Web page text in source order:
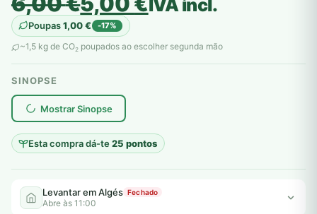
preço
original
era:
6,00 €.
preço
atual
é:
5,00 €.
IVA incl.
Poupas1,00€ -17%
~1,5 kg de CO2 poupados ao escolher segunda mão
SINOPSE
Mostrar Sinopse
Esta compra dá-te25 pontos
plantar árvores reais
Levantar em Algés Fechado
Abre às 11:00